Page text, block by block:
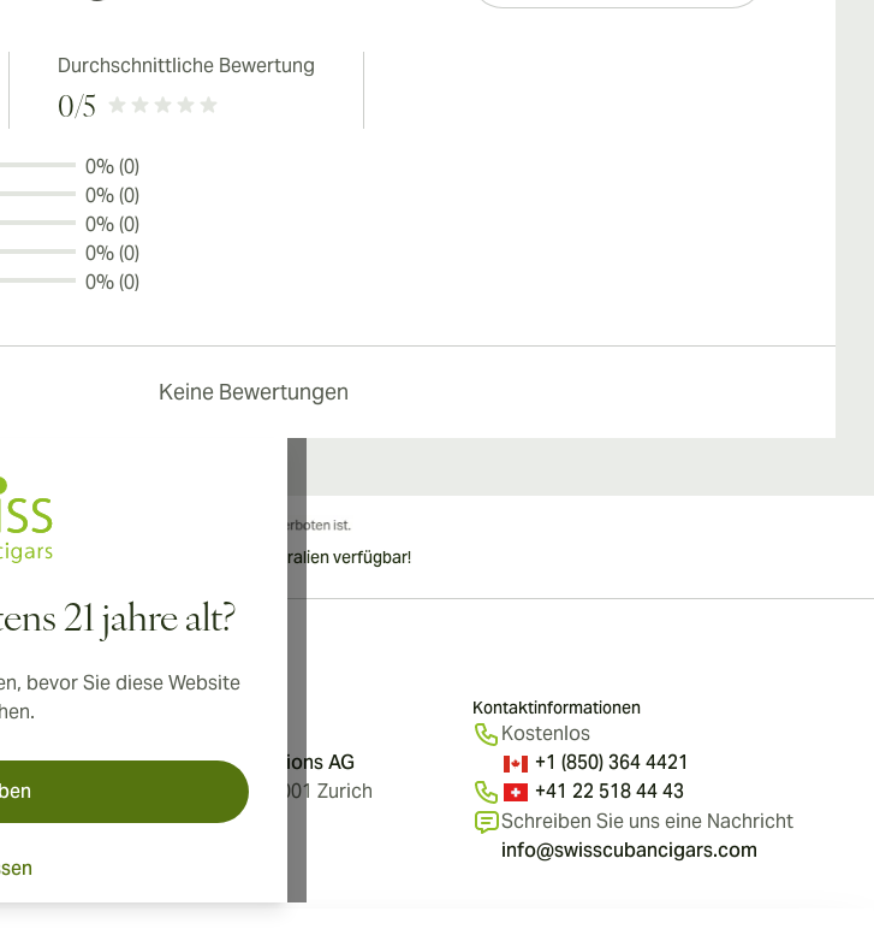
Durchschnittliche Bewertung
0/5
0% (0)
0% (0)
0% (0)
0% (0)
0% (0)
Keine Bewertungen
21 jahre alt?
bevor Sie diese Website
Vereinigtes Königreich und Australien verfügbar!
Aromatica Distributions AG
Löwenstrasse 20, 8001 Zurich
Switzerland
Kontaktinformationen
Kostenlos
+1 (850) 364 4421
+41 22 518 44 43
Schreiben Sie uns eine Nachricht
info@swisscubancigars.com